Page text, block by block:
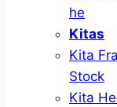
he
Kitas
Kita
Stock
Kita